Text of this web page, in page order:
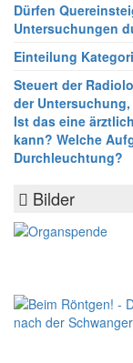
Dürfen
Untersuchungen
Einteilung
Steuert der
der
Ist das eine
kann? Welche
Durchleuchtung?
Bilder